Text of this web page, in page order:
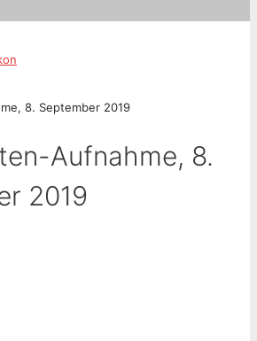
8. September 2019
Aufnahme, 8.
2019